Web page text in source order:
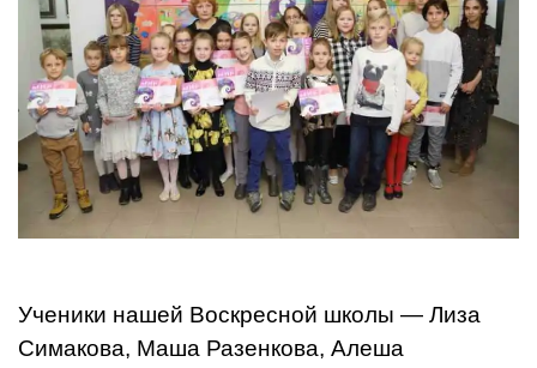
Ученики нашей Воскресной школы — Лиза
Симакова, Маша Разенкова, Алеша